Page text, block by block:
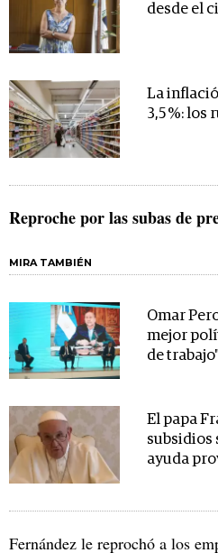
desde el
La
3,5 %: los
Reproche por las subas de
MIRA TAMBIÉN
Omar
mejor
de
El papa
subsidios
ayuda
Fernández le reprochó a los